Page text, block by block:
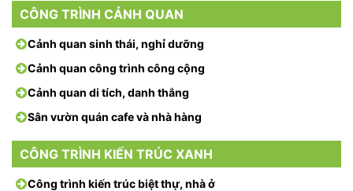
CÔNG TRÌNH CẢNH QUAN
Cảnh quan sinh thái, nghỉ dưỡng
Cảnh quan công trình công cộng
Cảnh quan di tích, danh thắng
Sân vườn quán cafe và nhà hàng
CÔNG TRÌNH KIẾN TRÚC XANH
Công trình kiến trúc biệt thự, nhà ở